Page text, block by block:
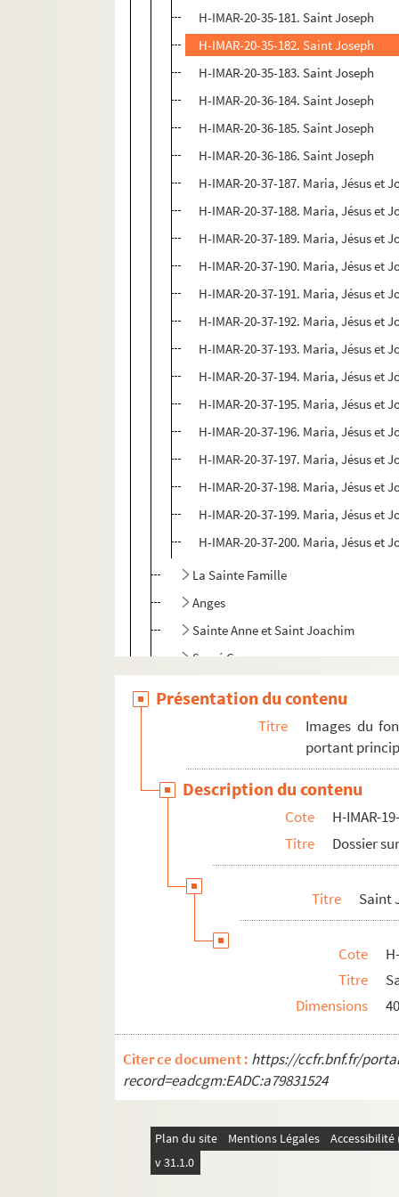
H-IMAR-20-35-181. Saint Joseph
H-IMAR-20-35-182. Saint Joseph
H-IMAR-20-35-183. Saint Joseph
H-IMAR-20-36-184. Saint Joseph
H-IMAR-20-36-185. Saint Joseph
H-IMAR-20-36-186. Saint Joseph
H-IMAR-20-37-187. Maria, Jésus et
H-IMAR-20-37-188. Maria, Jésus et
H-IMAR-20-37-189. Maria, Jésus et
H-IMAR-20-37-190. Maria, Jésus et
H-IMAR-20-37-191. Maria, Jésus et
H-IMAR-20-37-192. Maria, Jésus et
H-IMAR-20-37-193. Maria, Jésus et
H-IMAR-20-37-194. Maria, Jésus et
H-IMAR-20-37-195. Maria, Jésus et
H-IMAR-20-37-196. Maria, Jésus et
H-IMAR-20-37-197. Maria, Jésus et
H-IMAR-20-37-198. Maria, Jésus et
H-IMAR-20-37-199. Maria, Jésus et
H-IMAR-20-37-200. Maria, Jésus et
La Sainte Famille
Anges
Sainte Anne et Saint Joachim
Sacré Cœur
H-IMAR-21-6-22. Saint Iame Minon
Saint Philippe
H-IMAR-21-11-44. Saint Timothée
Saint Jean Baptiste
Saint Paul
H-IMAR-21-98-372. Les apôtres
H-IMAR-21-99-373. Calendrier 1841
H-IMAR-21-100-374. Calendrier 1841
H-IMAR-21-101-375. Al'ar picture from
H-IMAR-21-102-376. Illustration des
H-IMAR-21-103-378. Les apôtres de
Saint Jacques
Saint Thomas
Saint Barnabé
Présentation du contenu
Titre
Images du
portant
Description du contenu
Cote
H-IMAR-
Titre
Dossier
Titre Saint
Cote
Titre
Dimensions
Citer ce document : https://ccfr.bnf.fr/
record=eadcgm:EADC:a79831524
Plan du site Mentions Légales
v 31.1.0